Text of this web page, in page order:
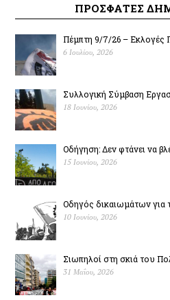
ΠΡΟΣΦΑΤΕΣ
Πέμπτη 9/7/26 – Εκλογές
6 Ιουλίου, 2026
Συλλογική Σύμβαση
18 Ιουνίου, 2026
Οδήγηση: Δεν φτάνει να
15 Ιουνίου, 2026
Οδηγός δικαιωμάτων για
10 Ιουνίου, 2026
Σιωπηλοί στη σκιά του
31 Μαΐου, 2026